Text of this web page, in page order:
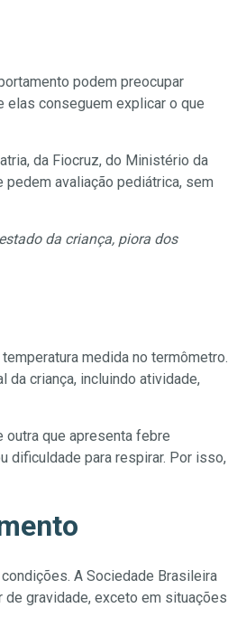
podem preocupar
elas conseguem explicar o que
da Fiocruz, do Ministério da
avaliação pediátrica, sem
da criança, piora dos
medida no termômetro.
da criança, incluindo atividade,
outra que apresenta febre
dificuldade para respirar. Por isso,
A Sociedade Brasileira
gravidade, exceto em situações